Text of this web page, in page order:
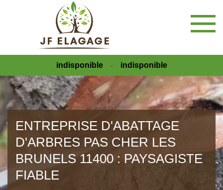
indisponible - indisponible
ENTREPRISE D'ABATTAGE
D'ARBRES PAS CHER LES
BRUNELS 11400 : PAYSAGISTE
FIABLE